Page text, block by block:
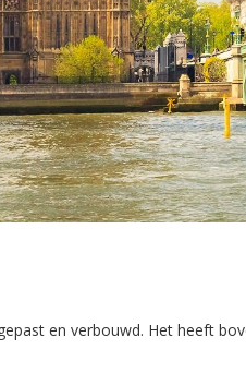
en verbouwd. Het heeft